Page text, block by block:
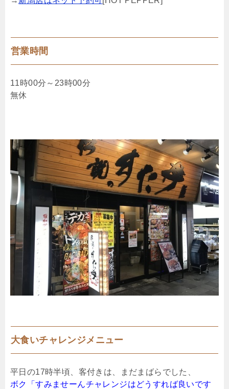
営業時間
11時00分～23時00分
無休
大食いチャレンジメニュー
平日の17時半頃、客付きは、まだまばらでした、
ボク「すみませーんチャレンジはどうすれば良いです